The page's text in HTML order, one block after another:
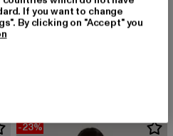
-23%
If you want to change
By clicking on "Accept" you